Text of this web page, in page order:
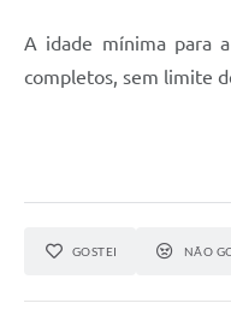
A idade mínima para
completos, sem limite
GOSTEI NÃO